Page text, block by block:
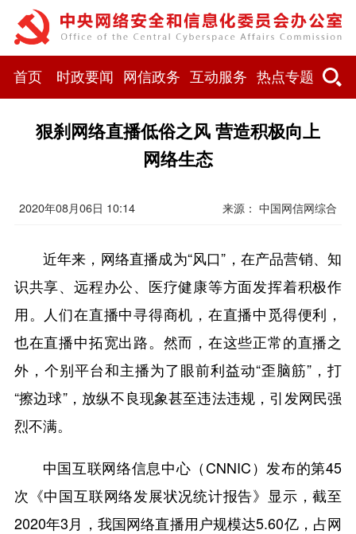
首页 时政要闻 网信政务 互动服务 热点专题
狠刹网络直播低俗之风 营造积极向上
网络生态
2020年08月06日 10:14 来源： 中国网信网综合
近年来，网络直播成为“风口”，在产品营销、知
识共享、远程办公、医疗健康等方面发挥着积极作
用。人们在直播中寻得商机，在直播中觅得便利，
也在直播中拓宽出路。然而，在这些正常的直播之
外，个别平台和主播为了眼前利益动“歪脑筋”，打
“擦边球”，放纵不良现象甚至违法违规，引发网民强
烈不满。
中国互联网络信息中心（CNNIC）发布的第45
次《中国互联网络发展状况统计报告》显示，截至
2020年3月，我国网络直播用户规模达5.60亿，占网